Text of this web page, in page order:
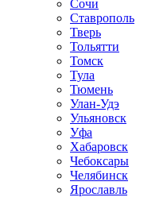
Сочи
Ставрополь
Тверь
Тольятти
Томск
Тула
Тюмень
Улан-Удэ
Ульяновск
Уфа
Хабаровск
Чебоксары
Челябинск
Ярославль